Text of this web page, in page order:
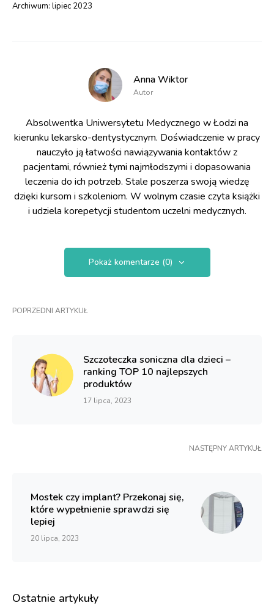
Archiwum: lipiec 2023
Anna Wiktor
Autor
Absolwentka Uniwersytetu Medycznego w Łodzi na
kierunku lekarsko-dentystycznym. Doświadczenie w pracy
nauczyło ją łatwości nawiązywania kontaktów z
pacjentami, również tymi najmłodszymi i dopasowania
leczenia do ich potrzeb. Stale poszerza swoją wiedzę
dzięki kursom i szkoleniom. W wolnym czasie czyta książki
i udziela korepetycji studentom uczelni medycznych.
Pokaż komentarze (0)
POPRZEDNI ARTYKUŁ
Szczoteczka soniczna dla dzieci –
ranking TOP 10 najlepszych
produktów
17 lipca, 2023
NASTĘPNY ARTYKUŁ
Mostek czy implant? Przekonaj się,
które wypełnienie sprawdzi się
lepiej
20 lipca, 2023
Ostatnie artykuły